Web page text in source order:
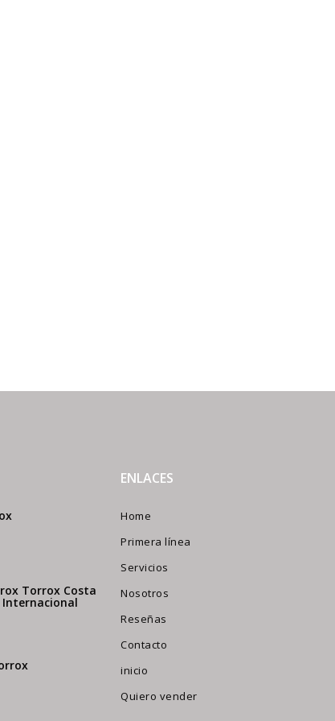
Torrox Costa
ENLACES
Home
Primera línea
Servicios
Nosotros
Reseñas
Contacto
inicio
Quiero vender